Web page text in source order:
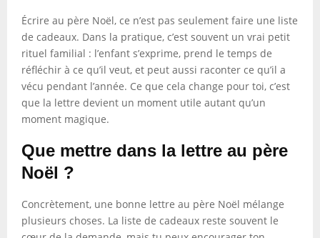
Écrire au père Noël, ce n’est pas seulement faire une liste
de cadeaux. Dans la pratique, c’est souvent un vrai petit
rituel familial : l’enfant s’exprime, prend le temps de
réfléchir à ce qu’il veut, et peut aussi raconter ce qu’il a
vécu pendant l’année. Ce que cela change pour toi, c’est
que la lettre devient un moment utile autant qu’un
moment magique.
Que mettre dans la lettre au père
Noël ?
Concrètement, une bonne lettre au père Noël mélange
plusieurs choses. La liste de cadeaux reste souvent le